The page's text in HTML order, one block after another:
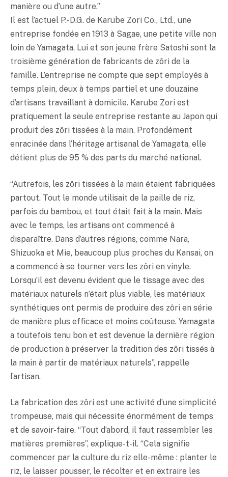
manière ou d’une autre.”
Il est l’actuel P.-D.G. de Karube Zori Co., Ltd., une
entreprise fondée en 1913 à Sagae, une petite ville non
loin de Yamagata. Lui et son jeune frère Satoshi sont la
troisième génération de fabricants de zôri de la
famille. L’entreprise ne compte que sept employés à
temps plein, deux à temps partiel et une douzaine
d’artisans travaillant à domicile. Karube Zori est
pratiquement la seule entreprise restante au Japon qui
produit des zôri tissées à la main. Profondément
enracinée dans l’héritage artisanal de Yamagata, elle
détient plus de 95 % des parts du marché national.
“Autrefois, les zôri tissées à la main étaient fabriquées
partout. Tout le monde utilisait de la paille de riz,
parfois du bambou, et tout était fait à la main. Mais
avec le temps, les artisans ont commencé à
disparaître. Dans d’autres régions, comme Nara,
Shizuoka et Mie, beaucoup plus proches du Kansai, on
a commencé à se tourner vers les zôri en vinyle.
Lorsqu’il est devenu évident que le tissage avec des
matériaux naturels n’était plus viable, les matériaux
synthétiques ont permis de produire des zôri en série
de manière plus efficace et moins coûteuse. Yamagata
a toutefois tenu bon et est devenue la dernière région
de production à préserver la tradition des zôri tissés à
la main à partir de matériaux naturels”, rappelle
l’artisan.
La fabrication des zôri est une activité d’une simplicité
trompeuse, mais qui nécessite énormément de temps
et de savoir-faire. “Tout d’abord, il faut rassembler les
matières premières”, explique-t-il. “Cela signifie
commencer par la culture du riz elle-même : planter le
riz, le laisser pousser, le récolter et en extraire les